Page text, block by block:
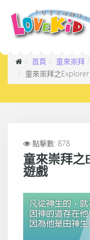
首頁 童來崇拜
童來崇拜之
點擊數: 878
童來崇拜
遊戲